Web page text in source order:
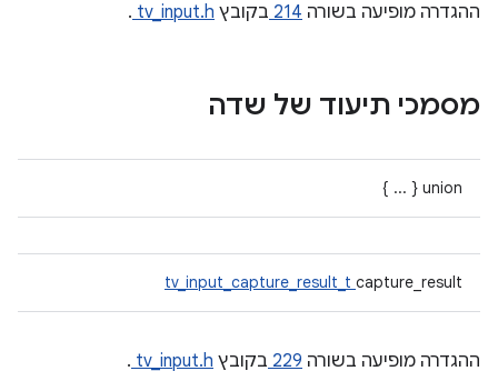
ההגדרה מופיעה בשורה 214 בקובץ tv_input.h
.
מסמכי תיעוד של שדה
union { ... }
tv_input_capture_result_t capture_result
ההגדרה מופיעה בשורה 229 בקובץ tv_input.h
.